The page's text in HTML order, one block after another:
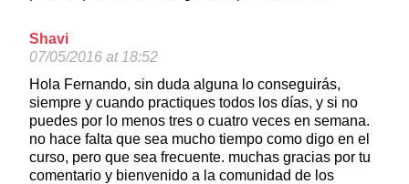
Shavi
07/05/2016 at 18:52
Hola Fernando, sin duda alguna lo conseguirás,
siempre y cuando practiques todos los días, y si no
puedes por lo menos tres o cuatro veces en semana.
no hace falta que sea mucho tiempo como digo en el
curso, pero que sea frecuente. muchas gracias por tu
comentario y bienvenido a la comunidad de los